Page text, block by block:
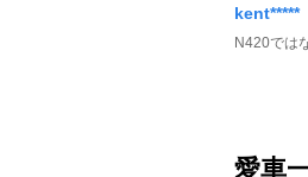
kent*****
N420では
愛車